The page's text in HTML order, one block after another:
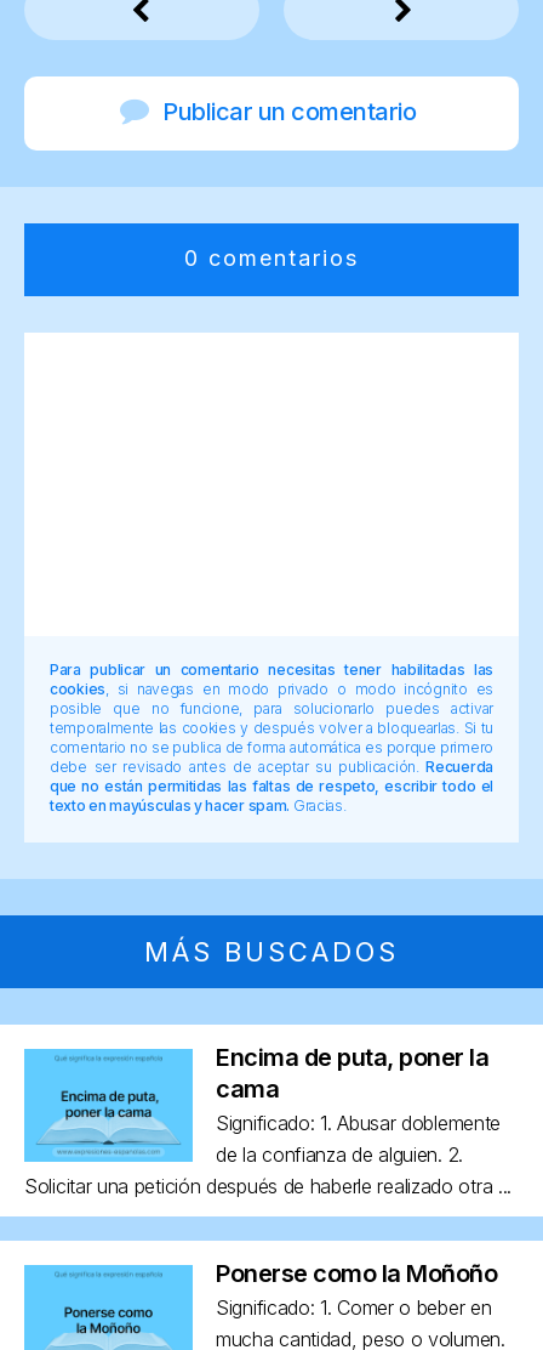
Publicar un comentario
0 comentarios
Para publicar un comentario necesitas tener habilitadas las
cookies , si navegas en modo privado o modo incógnito es
posible que no funcione, para solucionarlo puedes activar
temporalmente las cookies y después volver a bloquearlas. Si tu
comentario no se publica de forma automática es porque primero
debe ser revisado antes de aceptar su publicación.Recuerda
que no están permitidas las faltas de respeto, escribir todo el
texto en mayúsculas y hacer spam. Gracias.
MÁS BUSCADOS
Encima de puta, poner la
cama
Significado: 1. Abusar doblemente
de la confianza de alguien. 2.
Solicitar una petición después de haberle realizado otra ...
Ponerse como la Moñoño
Significado: 1. Comer o beber en
mucha cantidad, peso o volumen.